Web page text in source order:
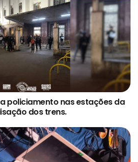
policiamento nas estações da
dos trens.